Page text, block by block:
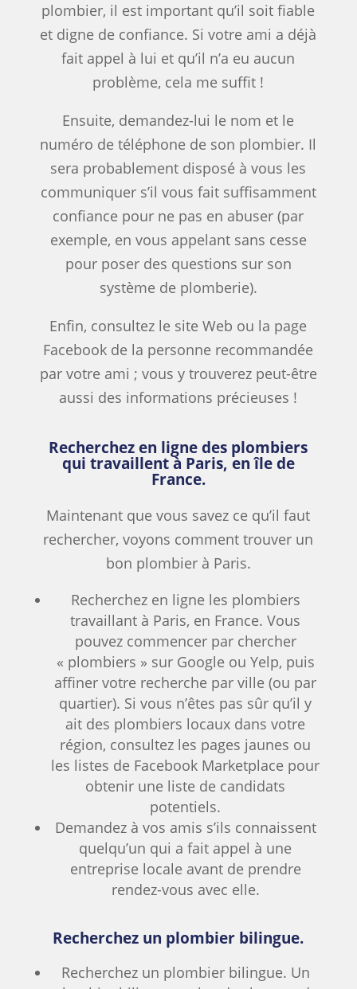
plombier, il est important qu’il soit fiable
et digne de confiance. Si votre ami a déjà
fait appel à lui et qu’il n’a eu aucun
problème, cela me suffit !
Ensuite, demandez-lui le nom et le
numéro de téléphone de son plombier. Il
sera probablement disposé à vous les
communiquer s’il vous fait suffisamment
confiance pour ne pas en abuser (par
exemple, en vous appelant sans cesse
pour poser des questions sur son
système de plomberie).
Enfin, consultez le site Web ou la page
Facebook de la personne recommandée
par votre ami ; vous y trouverez peut-être
aussi des informations précieuses !
Recherchez en ligne des plombiers
qui travaillent à Paris, en île de
France.
Maintenant que vous savez ce qu’il faut
rechercher, voyons comment trouver un
bon plombier à Paris.
Recherchez en ligne les plombiers
travaillant à Paris, en France. Vous
pouvez commencer par chercher
« plombiers » sur Google ou Yelp, puis
affiner votre recherche par ville (ou par
quartier). Si vous n’êtes pas sûr qu’il y
ait des plombiers locaux dans votre
région, consultez les pages jaunes ou
les listes de Facebook Marketplace pour
obtenir une liste de candidats
potentiels.
Demandez à vos amis s’ils connaissent
quelqu’un qui a fait appel à une
entreprise locale avant de prendre
rendez-vous avec elle.
Recherchez un plombier bilingue.
Recherchez un plombier bilingue. Un